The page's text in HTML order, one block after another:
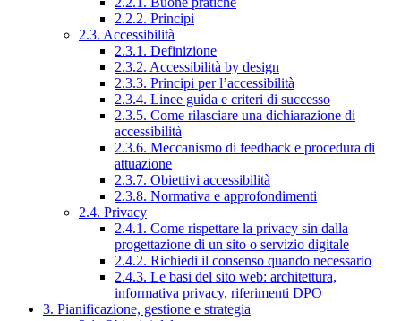
2.2.2. Principi
2.3. Accessibilità
2.3.1. Definizione
2.3.2. Accessibilità by design
2.3.3. Principi per l’accessibilità
2.3.4. Linee guida e criteri di successo
2.3.5. Come rilasciare una dichiarazione di
accessibilità
2.3.6. Meccanismo di feedback e procedura di
attuazione
2.3.7. Obiettivi accessibilità
2.3.8. Normativa e approfondimenti
2.4. Privacy
2.4.1. Come rispettare la privacy sin dalla
progettazione di un sito o servizio digitale
2.4.2. Richiedi il consenso quando necessario
2.4.3. Le basi del sito web: architettura,
informativa privacy, riferimenti DPO
3. Pianificazione, gestione e strategia